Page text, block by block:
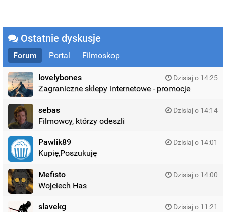
Ostatnie dyskusje
Forum Portal Filmoskop
lovelybones Dzisiaj o 14:25
Zagraniczne sklepy internetowe - promocje
sebas Dzisiaj o 14:14
Filmowcy, którzy odeszli
Pawlik89 Dzisiaj o 14:01
Kupię,Poszukuję
Mefisto Dzisiaj o 14:00
Wojciech Has
slavekg Dzisiaj o 11:21